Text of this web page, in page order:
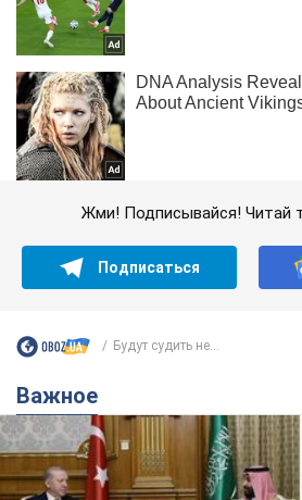
Жми! Подписывайся! Читай
Подписаться
Будут судить не...
Важное